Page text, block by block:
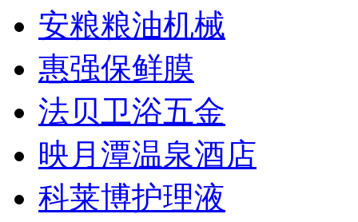
安粮粮油机械
惠强保鲜膜
法贝卫浴五金
映月潭温泉酒店
科莱博护理液